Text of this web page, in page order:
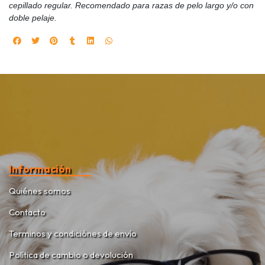
cepillado regular. Recomendado para razas de pelo largo y/o con
doble pelaje.
Información
Quiénes somos
Contacto
Terminos y condiciónes de envío
Política de cambio o devolución